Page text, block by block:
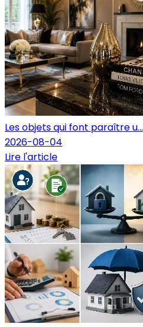
Les objets qui font paraître u...
2026-08-04
Lire l'article